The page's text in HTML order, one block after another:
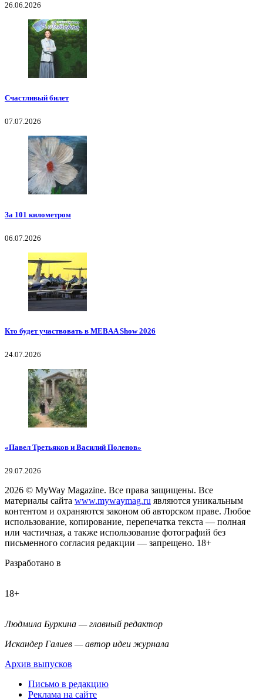
26.06.2026
Счастливый билет
07.07.2026
За 101 километром
06.07.2026
Кто будет участвовать в MEBAA Show 2026
24.07.2026
«Павел Третьяков и Василий Поленов»
29.07.2026
2026 © MyWay Magazine. Все права защищены. Все
материалы сайта www.mywaymag.ru являются уникальным
контентом и охраняются законом об авторском праве. Любое
использование, копирование, перепечатка текста — полная
или частичная, а также использование фотографий без
письменного согласия редакции — запрещено. 18+
Разработано в
18+
Людмила Буркина — главный редактор
Искандер Галиев — автор идеи журнала
Архив выпусков
Письмо в редакцию
Реклама на сайте